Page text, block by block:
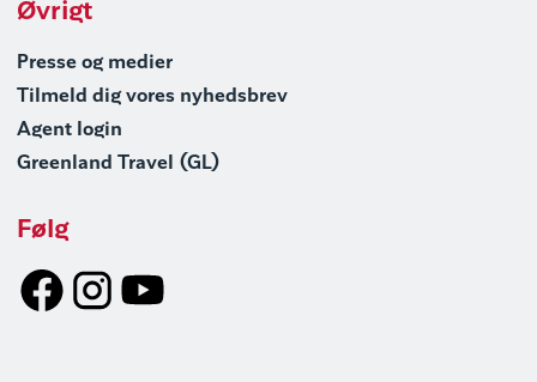
Øvrigt
Presse og medier
Tilmeld dig vores nyhedsbrev
Agent login
Greenland Travel (GL)
Følg